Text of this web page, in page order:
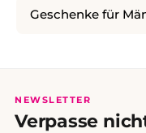
Geschenke für
NEWSLETTER
Verpasse